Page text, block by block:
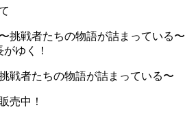
ゆく！
戦者たちの物語が詰まっている〜
売中！